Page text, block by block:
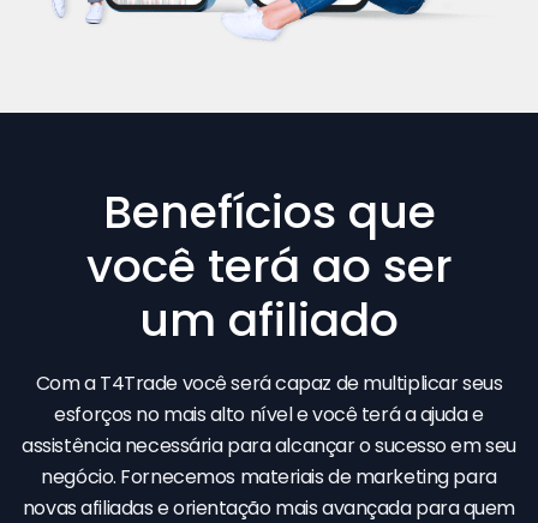
Benefícios que
você terá ao ser
um afiliado
Com a T4Trade você será capaz de multiplicar seus
esforços no mais alto nível e você terá a ajuda e
assistência necessária para alcançar o sucesso em seu
negócio. Fornecemos materiais de marketing para
novas afiliadas e orientação mais avançada para quem